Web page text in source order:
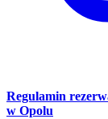
Regulamin
w Opolu